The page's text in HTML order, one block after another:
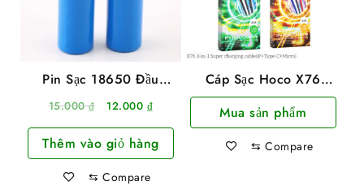
Pin Sạc 18650 Đầu
Nhọn 3.7V (Xanh)
15.000₫
Giá
là:
15.000 ₫.
12.000 ₫Giá
tại
là:
Thêm vào giỏ hàng
⇆ Compare
Cáp Sạc Hoco X76
2.0A 3 Đầu Cổng IP +
TypeC + Micro Dây Dài
Mua sản phẩm
⇆ Compare